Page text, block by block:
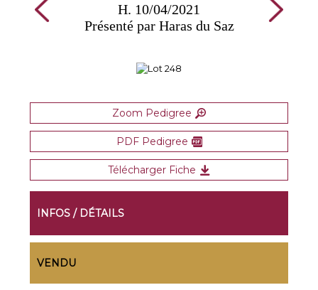
H. 10/04/2021
Présenté par Haras du Saz
Zoom Pedigree
PDF Pedigree
Télécharger Fiche
INFOS / DÉTAILS
VENDU